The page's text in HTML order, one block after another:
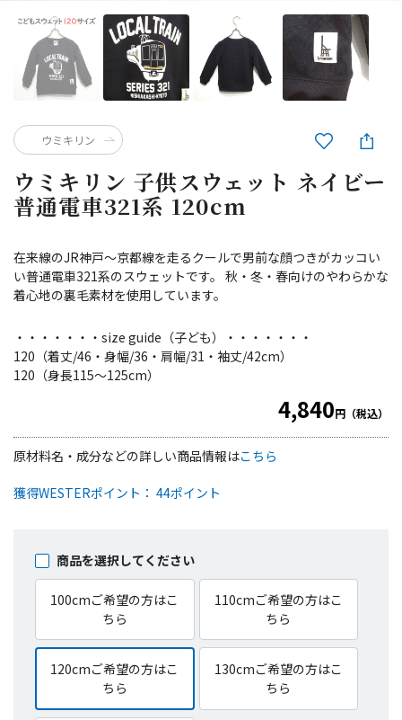
ウミキリン 子供スウェット ネイビー
普通電車321系 120cm
在来線のJR神戸～京都線を走るクールで男前な顔つきがカッコい
い普通電車321系のスウェットです。 秋・冬・春向けのやわらかな
着心地の裏毛素材を使用しています。
・・・・・・・size guide（子ども）・・・・・・・
120（着丈/46・身幅/36・肩幅/31・袖丈/42cm）
120（身長115～125cm）
4,840円（税込）
獲得WESTERポイント： 44ポイント
商品を選択してください
100cmご希望の方はこ
ちら
110cmご希望の方はこ
ちら
120cmご希望の方はこ
ちら
130cmご希望の方はこ
ちら
原材料名・成分などの詳しい商品情報はこちら
ウミキリン